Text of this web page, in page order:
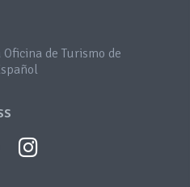
de Turismo de